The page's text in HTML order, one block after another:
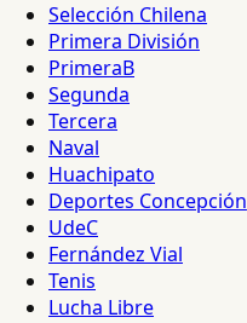
Selección Chilena
Primera División
PrimeraB
Segunda
Tercera
Naval
Huachipato
Deportes Concepción
UdeC
Fernández Vial
Tenis
Lucha Libre